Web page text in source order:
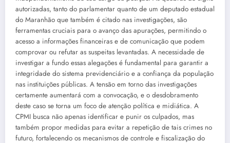
autorizadas, tanto do parlamentar quanto de um deputado estadual
do Maranhão que também é citado nas investigações, são
ferramentas cruciais para o avanço das apurações, permitindo o
acesso a informações financeiras e de comunicação que podem
comprovar ou refutar as suspeitas levantadas. A necessidade de
investigar a fundo essas alegações é fundamental para garantir a
integridade do sistema previdenciário e a confiança da população
nas instituições públicas. A tensão em torno das investigações
certamente aumentará com a convocação, e o desdobramento
deste caso se torna um foco de atenção política e midiática. A
CPMI busca não apenas identificar e punir os culpados, mas
também propor medidas para evitar a repetição de tais crimes no
futuro, fortalecendo os mecanismos de controle e fiscalização do